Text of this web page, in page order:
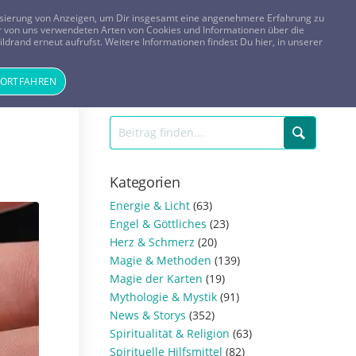
FRAGEN? KOSTENLOS ANRUFEN: 0800-8478266
Magazin ANMELDEN REGISTRIEREN
Kategorien
Energie & Licht (63)
Engel & Göttliches (23)
Herz & Schmerz (20)
Magie & Methoden (139)
Magie der Karten (19)
Mythologie & Mystik (91)
News & Storys (352)
Spiritualität & Religion (63)
Spirituelle Hilfsmittel (82)
von Anzeigen, um Dir insgesamt eine angenehmere Erfahrung zu
uns verwendeten Arten von Cookies und Informationen über die
erneut aufrufst. Weitere Informationen findest Du hier, in unserer